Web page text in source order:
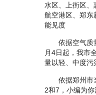
水区、上街区、
航空港区、郑东
能见度
依据空气质
月4日起，我市
量以轻、中度污
依据郑州市
2和7，小编为